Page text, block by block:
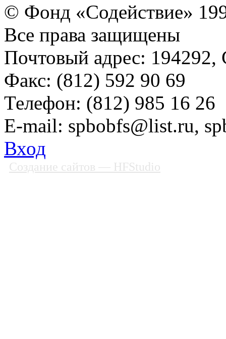
© Фонд «Содействие»
Все права защищены
Почтовый адрес: 194292,
Факс: (812) 592 90 69
Телефон: (812) 985 16 26
E-mail: spbobfs@list.ru,
Вход
Создание сайтов — HFStudio